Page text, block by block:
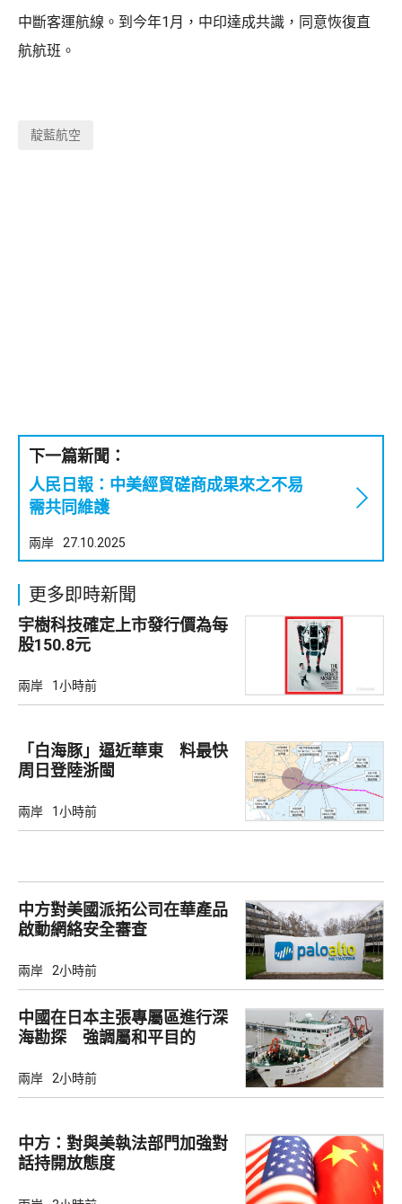
中斷客運航線。到今年1月，中印達成共識，同意恢復直
航航班。
靛藍航空
下一篇新聞：
人民日報：中美經貿磋商成果來之不易
需共同維護
兩岸 27.10.2025
更多即時新聞
宇樹科技確定上市發行價為每
股150.8元
兩岸 1小時前
「白海豚」逼近華東 料最快
周日登陸浙閩
兩岸 1小時前
中方對美國派拓公司在華產品
啟動網絡安全審查
兩岸 2小時前
中國在日本主張專屬區進行深
海勘探 強調屬和平目的
兩岸 2小時前
中方：對與美執法部門加強對
話持開放態度